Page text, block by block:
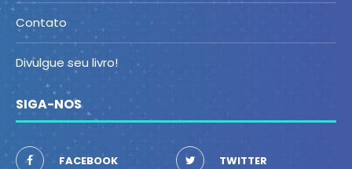
Contato
Divulgue seu livro!
SIGA-NOS
FACEBOOK TWITTER